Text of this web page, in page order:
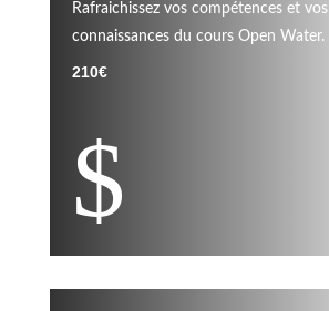
Rafraichissez vos compétences et vos
connaissances du cours Open Water.
210€
$